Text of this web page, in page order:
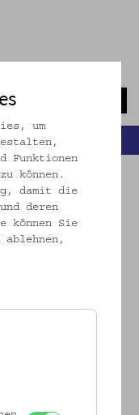
Fundort:
/ 28. Foto:
um
Funktionen
können.
damit die
deren
können Sie